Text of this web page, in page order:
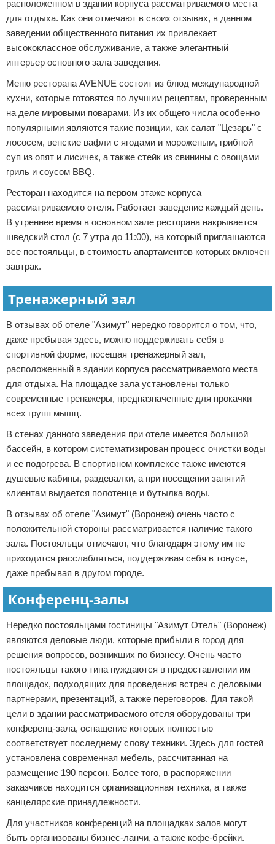
расположенном в здании корпуса рассматриваемого места
для отдыха. Как они отмечают в своих отзывах, в данном
заведении общественного питания их привлекает
высококлассное обслуживание, а также элегантный
интерьер основного зала заведения.
Меню ресторана AVENUE состоит из блюд международной
кухни, которые готовятся по лучшим рецептам, проверенным
на деле мировыми поварами. Из их общего числа особенно
популярными являются такие позиции, как салат "Цезарь" с
лососем, венские вафли с ягодами и мороженым, грибной
суп из опят и лисичек, а также стейк из свинины с овощами
гриль и соусом BBQ.
Ресторан находится на первом этаже корпуса
рассматриваемого отеля. Работает заведение каждый день.
В утреннее время в основном зале ресторана накрывается
шведский стол (с 7 утра до 11:00), на который приглашаются
все постояльцы, в стоимость апартаментов которых включен
завтрак.
Тренажерный зал
В отзывах об отеле "Азимут" нередко говорится о том, что,
даже пребывая здесь, можно поддерживать себя в
спортивной форме, посещая тренажерный зал,
расположенный в здании корпуса рассматриваемого места
для отдыха. На площадке зала установлены только
современные тренажеры, предназначенные для прокачки
всех групп мышц.
В стенах данного заведения при отеле имеется большой
бассейн, в котором систематизирован процесс очистки воды
и ее подогрева. В спортивном комплексе также имеются
душевые кабины, раздевалки, а при посещении занятий
клиентам выдается полотенце и бутылка воды.
В отзывах об отеле "Азимут" (Воронеж) очень часто с
положительной стороны рассматривается наличие такого
зала. Постояльцы отмечают, что благодаря этому им не
приходится расслабляться, поддерживая себя в тонусе,
даже пребывая в другом городе.
Конференц-залы
Нередко постояльцами гостиницы "Азимут Отель" (Воронеж)
являются деловые люди, которые прибыли в город для
решения вопросов, возникших по бизнесу. Очень часто
постояльцы такого типа нуждаются в предоставлении им
площадок, подходящих для проведения встреч с деловыми
партнерами, презентаций, а также переговоров. Для такой
цели в здании рассматриваемого отеля оборудованы три
конференц-зала, оснащение которых полностью
соответствует последнему слову техники. Здесь для гостей
установлена современная мебель, рассчитанная на
размещение 190 персон. Более того, в распоряжении
заказчиков находится организационная техника, а также
канцелярские принадлежности.
Для участников конференций на площадках залов могут
быть организованы бизнес-ланчи, а также кофе-брейки.